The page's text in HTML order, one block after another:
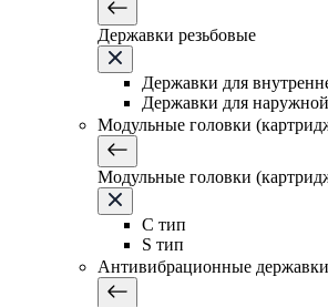
Державки резьбовые
Державки для
Державки для
Модульные головки
Модульные головки
C тип
S тип
Антивибрационные державки